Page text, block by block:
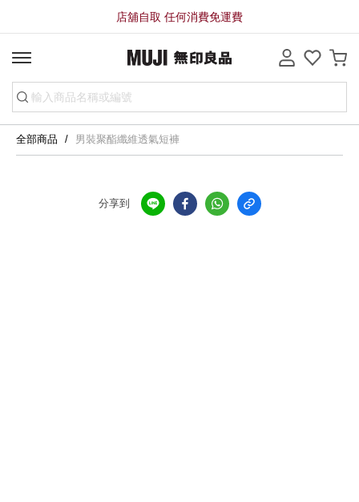
店舖自取 任何消費免運費
全部商品 男裝聚酯纖維透氣短褲
分享到